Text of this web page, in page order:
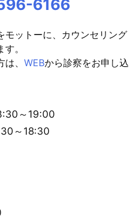
6166
モットーに、カウンセリング
。
、 WEBから診察をお申し込
～19:00
～18:30